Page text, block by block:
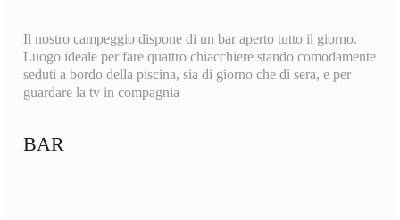
Il nostro campeggio dispone di un bar aperto tutto il giorno.
Luogo ideale per fare quattro chiacchiere stando comodamente
seduti a bordo della piscina, sia di giorno che di sera, e per
guardare la tv in compagnia
BAR